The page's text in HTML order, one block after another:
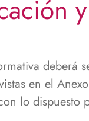
deberá
en el
lo dispuesto